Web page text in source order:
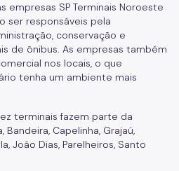
empresas SP Terminais Noroeste
ser responsáveis pela
conservação e
de ônibus. As empresas também
nos locais, o que
tenha um ambiente mais
terminais fazem parte da
Bandeira, Capelinha, Grajaú,
João Dias, Parelheiros, Santo